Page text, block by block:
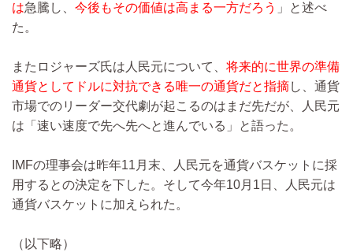
は急騰し、 今後もその価値は高まる一方だろう 」と述べ
た。
またロジャーズ氏は人民元について、 将来的に世界の準備
通貨としてドルに対抗できる唯一の通貨だと指摘し、通貨
市場でのリーダー交代劇が起こるのはまだ先だが、人民元
は「速い速度で先へ先へと進んでいる」と語った。
IMFの理事会は昨年11月末、人民元を通貨バスケットに採
用するとの決定を下した。そして今年10月1日、人民元は
通貨バスケットに加えられた。
（以下略）